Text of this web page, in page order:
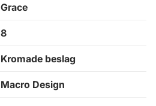
Grace
8
Kromade beslag
Macro Design